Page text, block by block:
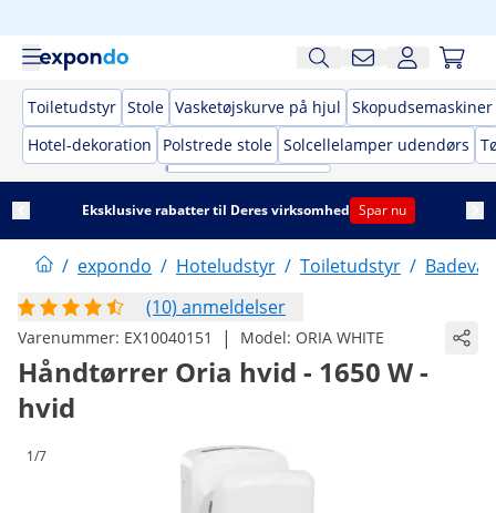
Toiletudstyr Stole Vasketøjskurve på hjul Skopudsemaskiner
Hotel-dekoration
Polstrede stole Solcellelamper udendørs
Eksklusive rabatter til Deres virksomhed Spar nu
/ expondo / Hoteludstyr / Toiletudstyr /
(10) anmeldelser
Varenummer: EX10040151 | Model: ORIA WHITE
Håndtørrer Oria hvid - 1650 W -
hvid
1/7